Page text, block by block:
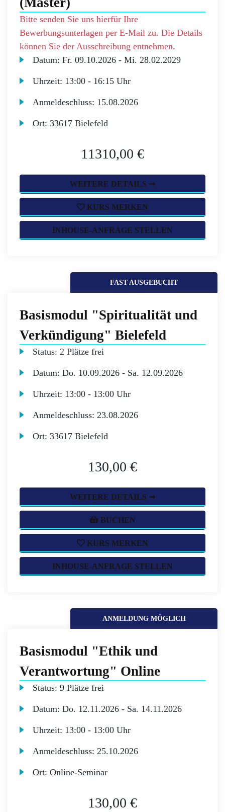
Bitte senden Sie uns hierfür Ihre
Bewerbungsunterlagen per E-Mail zu. Die Details
können Sie der Ausschreibung entnehmen.
Datum:Fr. 09.10.2026 -Mi. 28.02.2029
Uhrzeit: 13:00 - 16:15 Uhr
Anmeldeschluss: 15.08.2026
Ort:33617 Bielefeld
11310,00 €
WEITERE DETAILS ➞
KURS MERKEN
INHOUSE-ANFRAGE STELLEN
FAST AUSGEBUCHT
Basismodul "Spiritualität und
Verkündigung" Bielefeld
Status:2 Plätze frei
Datum:Do. 10.09.2026 - Sa. 12.09.2026
Uhrzeit: 13:00 - 13:00 Uhr
Anmeldeschluss:23.08.2026
Ort:33617 Bielefeld
130,00 €
WEITERE DETAILS ➞
BUCHEN
KURS MERKEN
INHOUSE-ANFRAGE STELLEN
ANMELDUNG MÖGLICH
Basismodul "Ethik und
Verantwortung" Online
Status:9 Plätze frei
Datum:Do. 12.11.2026 - Sa. 14.11.2026
Uhrzeit: 13:00 - 13:00 Uhr
Anmeldeschluss:25.10.2026
Ort:Online-Seminar
130,00 €